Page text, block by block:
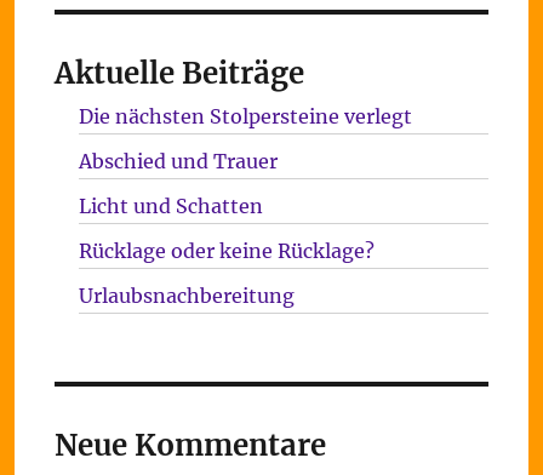
Aktuelle Beiträge
Die nächsten Stolpersteine verlegt
Abschied und Trauer
Licht und Schatten
Rücklage oder keine Rücklage?
Urlaubsnachbereitung
Neue Kommentare